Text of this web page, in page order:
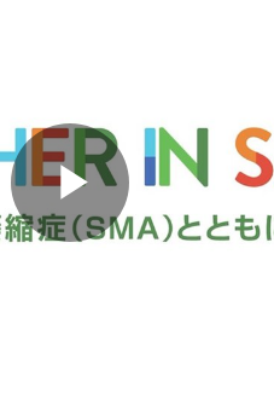
Play